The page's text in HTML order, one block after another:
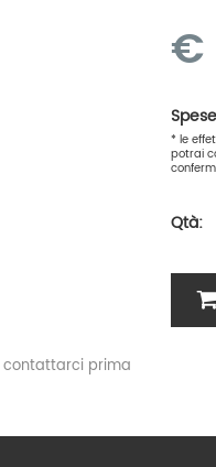
contattarci prima
€
* le
potrai
Qtà: